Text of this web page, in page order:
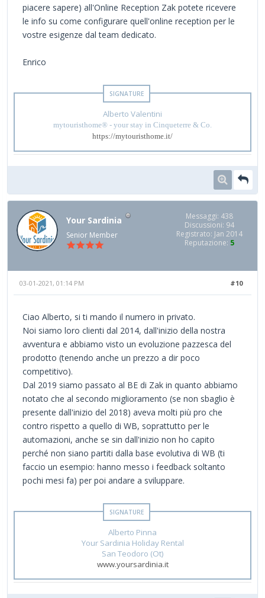
piacere sapere) all'Online Reception Zak potete ricevere
le info su come configurare quell'online reception per le
vostre esigenze dal team dedicato.
Enrico
Alberto Valentini
mytouristhome® - your stay in Cinqueterre & Co.
https://mytouristhome.it/
Your Sardinia
Senior Member
Messaggi: 438
Discussioni: 94
Registrato: Jan 2014
Reputazione: 5
#10
03-01-2021, 01:14 PM
Ciao Alberto, si ti mando il numero in privato.
Noi siamo loro clienti dal 2014, dall'inizio della nostra
avventura e abbiamo visto un evoluzione pazzesca del
prodotto (tenendo anche un prezzo a dir poco
competitivo).
Dal 2019 siamo passato al BE di Zak in quanto abbiamo
notato che al secondo miglioramento (se non sbaglio è
presente dall'inizio del 2018) aveva molti più pro che
contro rispetto a quello di WB, soprattutto per le
automazioni, anche se sin dall'inizio non ho capito
perché non siano partiti dalla base evolutiva di WB (ti
faccio un esempio: hanno messo i feedback soltanto
pochi mesi fa) per poi andare a sviluppare.
Alberto Pinna
Your Sardinia Holiday Rental
San Teodoro (Ot)
www.yoursardinia.it